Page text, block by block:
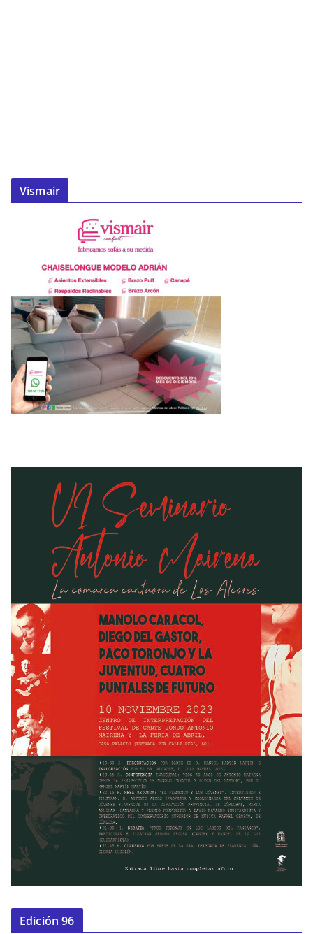
Vismair
Edición 96